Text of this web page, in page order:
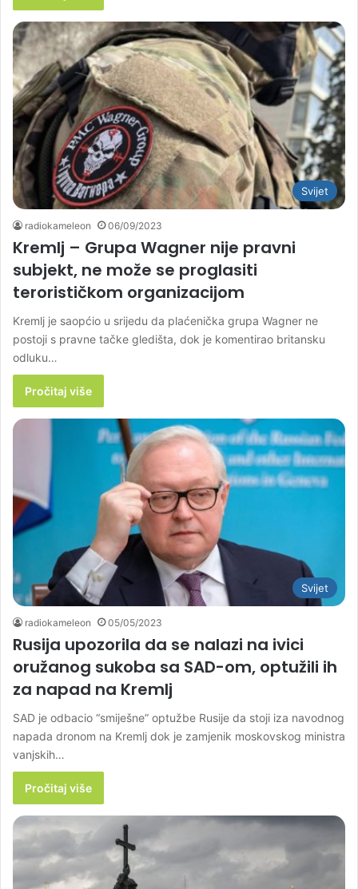
Svijet
radiokameleon 06/09/2023
Kremlj – Grupa Wagner nije pravni
subjekt, ne može se proglasiti
terorističkom organizacijom
Kremlj je saopćio u srijedu da plaćenička grupa Wagner ne
postoji s pravne tačke gledišta, dok je komentirao britansku
odluku…
Pročitaj više
Svijet
radiokameleon 05/05/2023
Rusija upozorila da se nalazi na ivici
oružanog sukoba sa SAD-om, optužili ih
za napad na Kremlj
SAD je odbacio “smiješne” optužbe Rusije da stoji iza navodnog
napada dronom na Kremlj dok je zamjenik moskovskog ministra
vanjskih…
Pročitaj više